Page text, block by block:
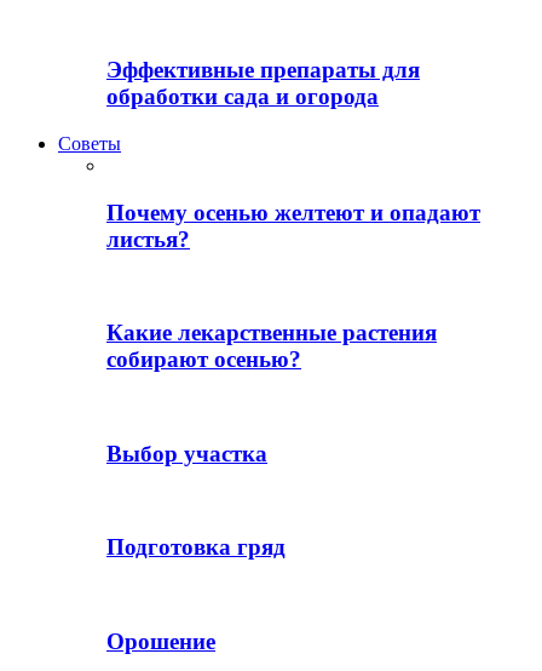
Эффективные препараты для
обработки сада и огорода
Советы
Почему осенью желтеют и опадают
листья?
Какие лекарственные растения
собирают осенью?
Выбор участка
Подготовка гряд
Орошение